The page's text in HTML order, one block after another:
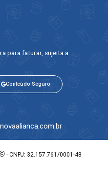
para faturar, sujeita a
Conteúdo Seguro
- CNPJ: 32.157.761/0001-48